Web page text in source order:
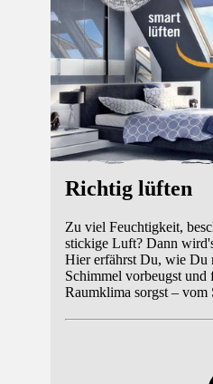
Richtig lüften
Zu viel Feuchtigkeit,
stickige Luft? Dann
Hier erfährst Du, wie Du
Schimmel vorbeugst und
Raumklima sorgst – vom